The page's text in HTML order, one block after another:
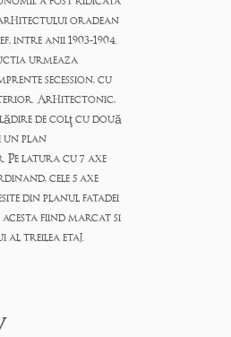
oradean
intre anii 1903-1904.
urmeaza
secession, cu
Arhitectonic,
de colţ cu două
un plan
latura cu 7 axe
cele 5 axe
din planul fatadei
fiind marcat si
al treilea etaj.